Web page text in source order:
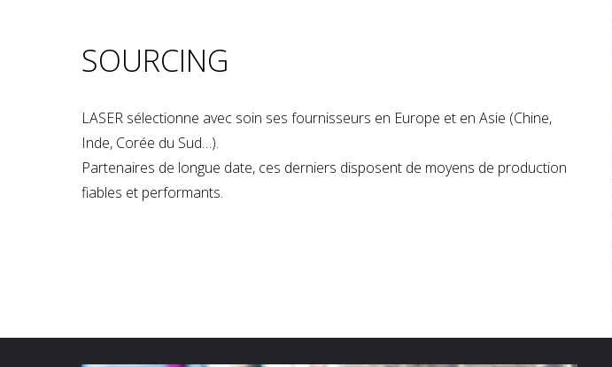
SOURCING
LASER sélectionne avec soin ses fournisseurs en Europe et en Asie (Chine,
Inde, Corée du Sud…).
Partenaires de longue date, ces derniers disposent de moyens de production
fiables et performants.